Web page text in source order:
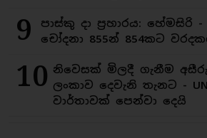
9
පාස්කු දා ප්‍රහාරය:
චෝදනා 855න් 854කට
10 නිවෙසක් මිලදී ගැනීම
ලංකාව දෙවැනි තැනට -
වාර්තාවක් පෙන්වා දෙයි